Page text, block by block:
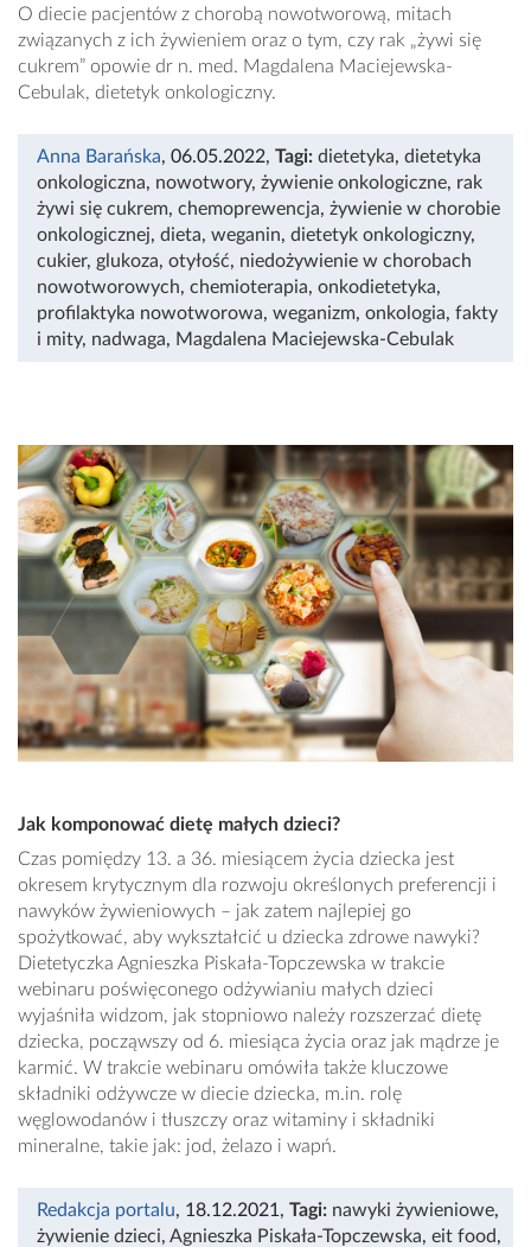
O diecie pacjentów z chorobą nowotworową, mitach
związanych z ich żywieniem oraz o tym, czy rak „żywi się
cukrem” opowie dr n. med. Magdalena Maciejewska-
Cebulak, dietetyk onkologiczny.
Anna Barańska, 06.05.2022, Tagi: dietetyka, dietetyka
onkologiczna, nowotwory, żywienie onkologiczne, rak
żywi się cukrem, chemoprewencja, żywienie w chorobie
onkologicznej, dieta, weganin, dietetyk onkologiczny,
cukier, glukoza, otyłość, niedożywienie w chorobach
nowotworowych, chemioterapia, onkodietetyka,
profilaktyka nowotworowa, weganizm, onkologia, fakty
i mity, nadwaga, Magdalena Maciejewska-Cebulak
Jak komponować dietę małych dzieci?
Czas pomiędzy 13. a 36. miesiącem życia dziecka jest
okresem krytycznym dla rozwoju określonych preferencji i
nawyków żywieniowych – jak zatem najlepiej go
spożytkować, aby wykształcić u dziecka zdrowe nawyki?
Dietetyczka Agnieszka Piskała-Topczewska w trakcie
webinaru poświęconego odżywianiu małych dzieci
wyjaśniła widzom, jak stopniowo należy rozszerzać dietę
dziecka, począwszy od 6. miesiąca życia oraz jak mądrze je
karmić. W trakcie webinaru omówiła także kluczowe
składniki odżywcze w diecie dziecka, m.in. rolę
węglowodanów i tłuszczy oraz witaminy i składniki
mineralne, takie jak: jod, żelazo i wapń.
Redakcja portalu, 18.12.2021 , Tagi: nawyki żywieniowe,
żywienie dzieci, Agnieszka Piskała-Topczewska, eit food,